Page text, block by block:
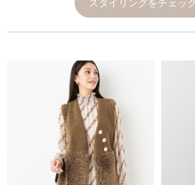
スタイリングをチェッ